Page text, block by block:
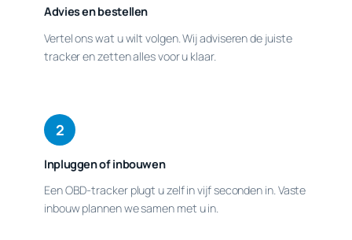
Advies en bestellen
Vertel ons wat u wilt volgen. Wij adviseren de juiste
tracker en zetten alles voor u klaar.
2
Inpluggen of inbouwen
Een OBD-tracker plugt u zelf in vijf seconden in. Vaste
inbouw plannen we samen met u in.